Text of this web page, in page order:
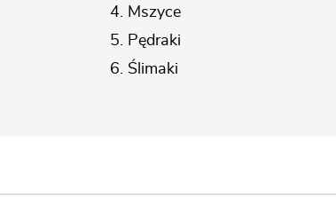
4. Mszyce
5. Pędraki
6. Ślimaki